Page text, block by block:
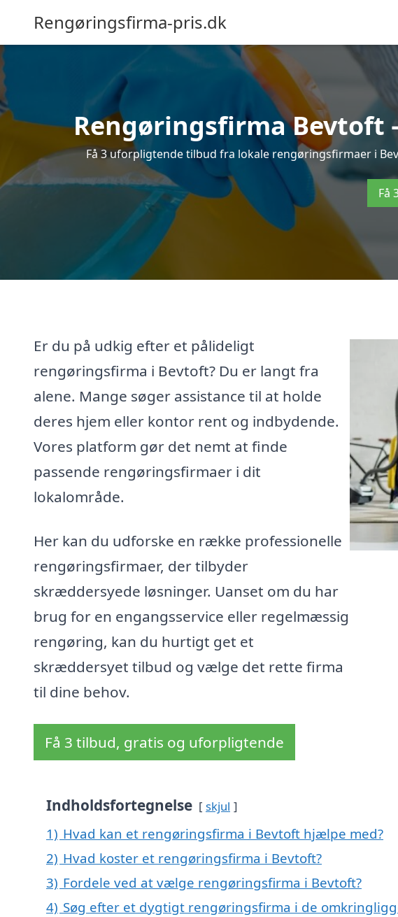
Rengøringsfirma-pris.dk
Rengøringsfirma Bevtoft
Få 3 uforpligtende tilbud fra lokale rengøringsfirmaer i
Få
Er du på udkig efter et pålideligt
rengøringsfirma i Bevtoft? Du er langt fra
alene. Mange søger assistance til at holde
deres hjem eller kontor rent og indbydende.
Vores platform gør det nemt at finde
passende rengøringsfirmaer i dit
lokalområde.
Her kan du udforske en række professionelle
rengøringsfirmaer, der tilbyder
skræddersyede løsninger. Uanset om du har
brug for en engangsservice eller regelmæssig
rengøring, kan du hurtigt get et
skræddersyet tilbud og vælge det rette firma
til dine behov.
Få 3 tilbud, gratis og uforpligtende
Indholdsfortegnelse skjul
1) Hvad kan et rengøringsfirma i Bevtoft hjælpe med?
2) Hvad koster et rengøringsfirma i Bevtoft?
3) Fordele ved at vælge rengøringsfirma i Bevtoft?
4) Søg efter et dygtigt rengøringsfirma i de